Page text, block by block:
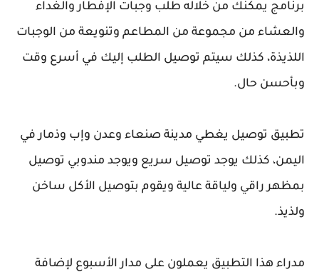
برنامج يمكنك من خلاله طلب وجبات الإفطار والغداء
والعشاء من مجموعة من المطاعم وتنويعة من الوجبات
اللذيذة، كذلك سيتم توصيل الطلب إليك في أسرع وقت
وبأحسن حال.
تطبيق توصيل يغطي مدينة صنعاء وعدن وإب وذمار في
اليمن، كذلك يوجد توصيل سريع ويوجد مندوبي توصيل
بمظهر راقي ولياقة عالية ويقوم بتوصيل الأكل ساخن
ولذيذ.
مدراء هذا التطبيق يعملون على مدار الأسبوع لإضافة